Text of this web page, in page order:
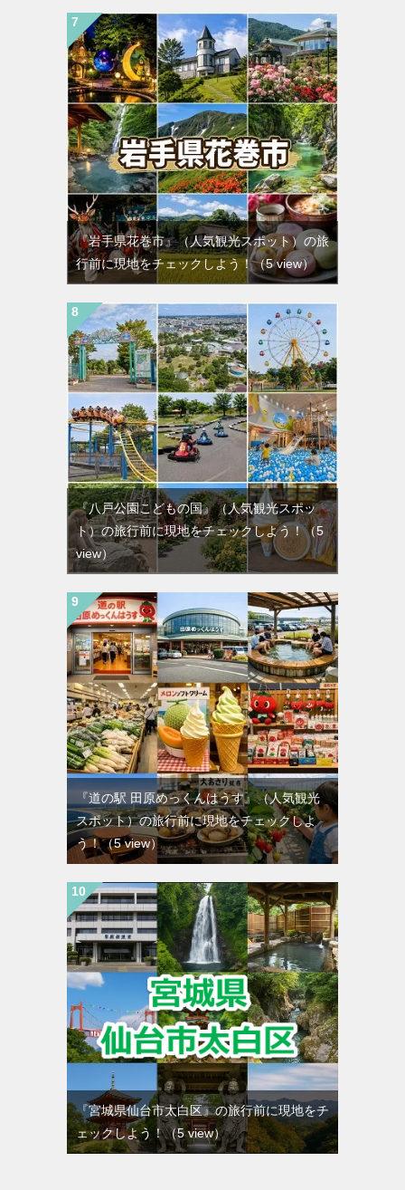
『岩手県花巻市』（人気観光スポット）の旅
行前に現地をチェックしよう！（5 view）
『八戸公園こどもの国』（人気観光スポッ
ト）の旅行前に現地をチェックしよう！（5
view）
『道の駅 田原めっくんはうす』（人気観光
スポット）の旅行前に現地をチェックしよ
う！（5 view）
『宮城県仙台市太白区』の旅行前に現地をチ
ェックしよう！（5 view）